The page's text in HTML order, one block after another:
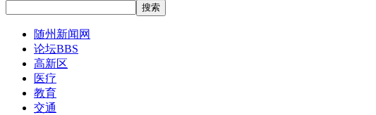
随州新闻网
论坛BBS
高新区
医疗
教育
交通